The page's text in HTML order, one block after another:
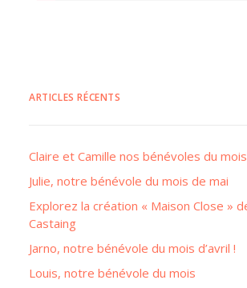
ARTICLES RÉCENTS
Claire et Camille nos bénévoles du
Julie, notre bénévole du mois de mai
Explorez la création « Maison Close »
Castaing
Jarno, notre bénévole du mois d’avril !
Louis, notre bénévole du mois